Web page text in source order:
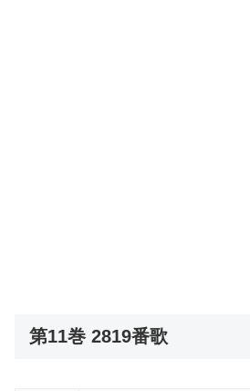
第11巻 2819番歌